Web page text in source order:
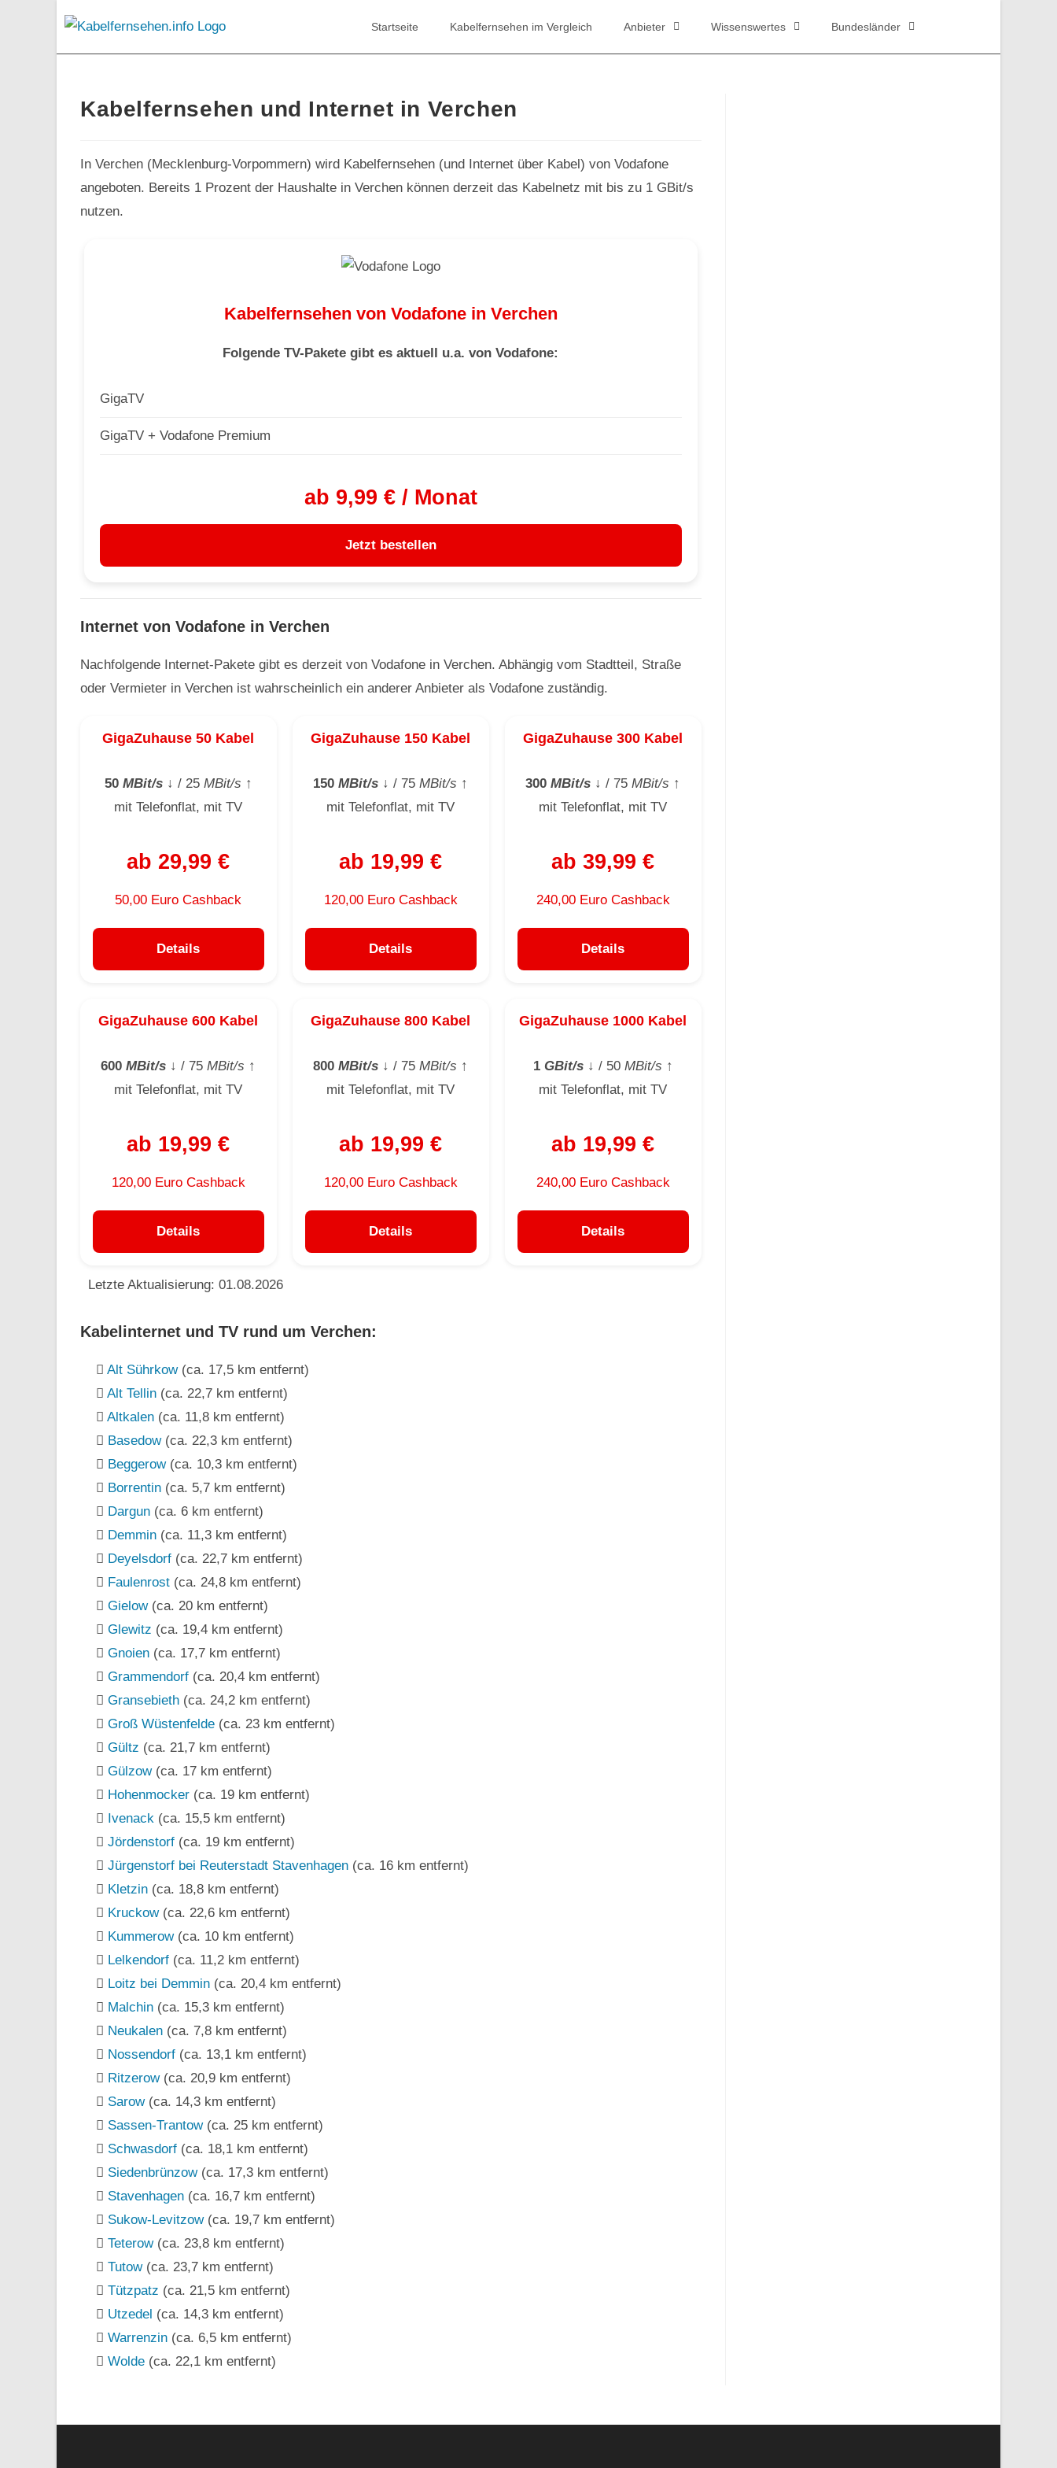
Startseite Kabelfernsehen im Vergleich Anbieter Wissenswertes Bundesländer
Kabelfernsehen und Internet in Verchen
In Verchen (Mecklenburg-Vorpommern) wird Kabelfernsehen (und Internet über Kabel) von Vodafone
angeboten. Bereits 1 Prozent der Haushalte in Verchen können derzeit das Kabelnetz mit bis zu 1 GBit/s
nutzen.
Kabelfernsehen von Vodafone in Verchen
Folgende TV-Pakete gibt es aktuell u.a. von Vodafone:
GigaTV
GigaTV + Vodafone Premium
ab 9,99 € / Monat
Jetzt bestellen
Internet von Vodafone in Verchen
Nachfolgende Internet-Pakete gibt es derzeit von Vodafone in Verchen. Abhängig vom Stadtteil, Straße
oder Vermieter in Verchen ist wahrscheinlich ein anderer Anbieter als Vodafone zuständig.
GigaZuhause 50 Kabel
50MBit/s↓ / 25MBit/s ↑
mit Telefonflat, mit TV
ab 29,99 €
50,00 Euro Cashback
Details
GigaZuhause 150 Kabel
150 MBit/s ↓ / 75 MBit/s ↑
mit Telefonflat, mit TV
ab 19,99 €
120,00 Euro Cashback
Details
GigaZuhause 300 Kabel
300 MBit/s ↓ / 75 MBit/s ↑
mit Telefonflat, mit TV
ab 39,99 €
240,00 Euro Cashback
Details
GigaZuhause 600 Kabel
600 MBit/s ↓ / 75 MBit/s ↑
mit Telefonflat, mit TV
ab 19,99 €
120,00 Euro Cashback
Details
GigaZuhause 800 Kabel
800 MBit/s ↓ / 75 MBit/s ↑
mit Telefonflat, mit TV
ab 19,99 €
120,00 Euro Cashback
Details
GigaZuhause 1000 Kabel
1GBit/s↓ / 50MBit/s ↑
mit Telefonflat, mit TV
ab 19,99 €
240,00 Euro Cashback
Details
Letzte Aktualisierung: 01.08.2026
Kabelinternet und TV rund um Verchen:
Alt Sührkow(ca. 17,5 km entfernt)
Alt Tellin (ca. 22,7 km entfernt)
Altkalen (ca. 11,8 km entfernt)
Basedow(ca. 22,3 km entfernt)
Beggerow(ca. 10,3 km entfernt)
Borrentin (ca. 5,7 km entfernt)
Dargun (ca. 6 km entfernt)
Demmin (ca. 11,3 km entfernt)
Deyelsdorf (ca. 22,7 km entfernt)
Faulenrost (ca. 24,8 km entfernt)
Gielow(ca. 20 km entfernt)
Glewitz (ca. 19,4 km entfernt)
Gnoien (ca. 17,7 km entfernt)
Grammendorf (ca. 20,4 km entfernt)
Gransebieth (ca. 24,2 km entfernt)
Groß Wüstenfelde (ca. 23 km entfernt)
Gültz (ca. 21,7 km entfernt)
Gülzow(ca. 17 km entfernt)
Hohenmocker (ca. 19 km entfernt)
Ivenack (ca. 15,5 km entfernt)
Jördenstorf (ca. 19 km entfernt)
Jürgenstorf bei Reuterstadt Stavenhagen (ca. 16 km entfernt)
Kletzin (ca. 18,8 km entfernt)
Kruckow(ca. 22,6 km entfernt)
Kummerow(ca. 10 km entfernt)
Lelkendorf (ca. 11,2 km entfernt)
Loitz bei Demmin (ca. 20,4 km entfernt)
Malchin (ca. 15,3 km entfernt)
Neukalen (ca. 7,8 km entfernt)
Nossendorf (ca. 13,1 km entfernt)
Ritzerow(ca. 20,9 km entfernt)
Sarow(ca. 14,3 km entfernt)
Sassen-Trantow(ca. 25 km entfernt)
Schwasdorf (ca. 18,1 km entfernt)
Siedenbrünzow(ca. 17,3 km entfernt)
Stavenhagen (ca. 16,7 km entfernt)
Sukow-Levitzow(ca. 19,7 km entfernt)
Teterow(ca. 23,8 km entfernt)
Tutow(ca. 23,7 km entfernt)
Tützpatz (ca. 21,5 km entfernt)
Utzedel (ca. 14,3 km entfernt)
Warrenzin (ca. 6,5 km entfernt)
Wolde (ca. 22,1 km entfernt)